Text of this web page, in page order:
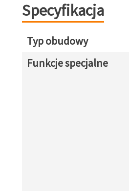
Specyfikacja
Typ obudowy
Funkcje specjalne